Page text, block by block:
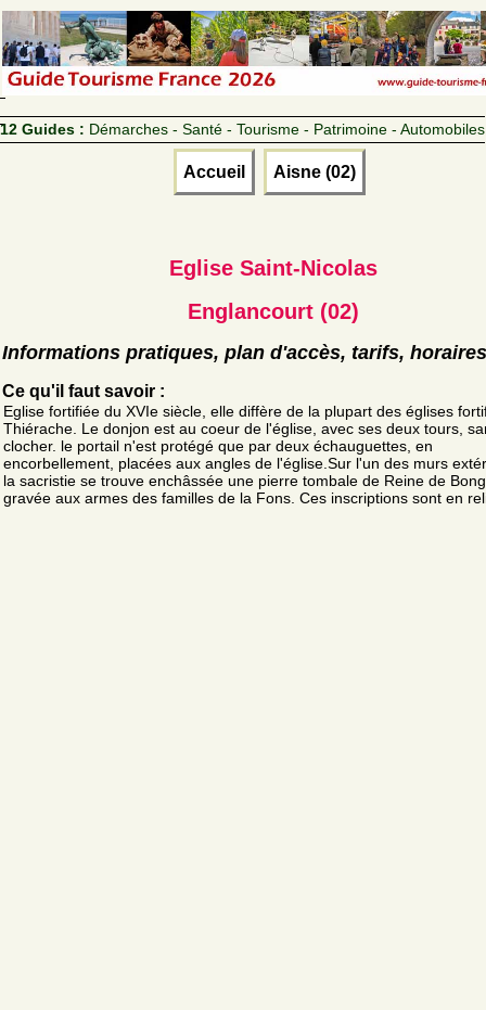
12 Guides : Démarches - Santé - Tourisme - Patrimoine - Automobiles
Accueil Aisne (02)
Eglise Saint-Nicolas
Englancourt (02)
Informations pratiques, plan d'accès, tarifs, horaires
Ce qu'il faut savoir :
Eglise fortifiée du XVIe siècle, elle diffère de la plupart des églises
Thiérache. Le donjon est au coeur de l'église, avec ses deux tours,
clocher. le portail n'est protégé que par deux échauguettes, en
encorbellement, placées aux angles de l'église.Sur l'un des murs
la sacristie se trouve enchâssée une pierre tombale de Reine de
gravée aux armes des familles de la Fons. Ces inscriptions sont en